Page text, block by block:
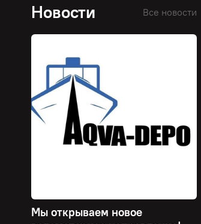
Новости Все новости
Мы открываем новое